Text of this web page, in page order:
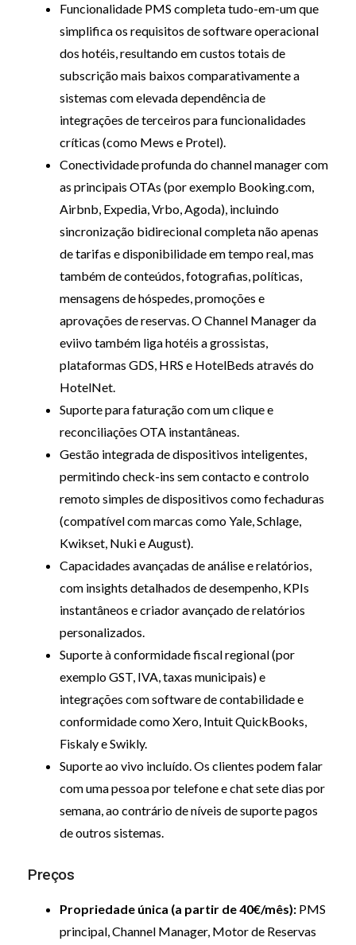
Funcionalidade PMS completa tudo-em-um que
simplifica os requisitos de software operacional
dos hotéis, resultando em custos totais de
subscrição mais baixos comparativamente a
sistemas com elevada dependência de
integrações de terceiros para funcionalidades
críticas (como Mews e Protel).
Conectividade profunda do channel manager com
as principais OTAs (por exemplo Booking.com,
Airbnb, Expedia, Vrbo, Agoda), incluindo
sincronização bidirecional completa não apenas
de tarifas e disponibilidade em tempo real, mas
também de conteúdos, fotografias, políticas,
mensagens de hóspedes, promoções e
aprovações de reservas. O Channel Manager da
eviivo também liga hotéis a grossistas,
plataformas GDS, HRS e HotelBeds através do
HotelNet.
Suporte para faturação com um clique e
reconciliações OTA instantâneas.
Gestão integrada de dispositivos inteligentes,
permitindo check-ins sem contacto e controlo
remoto simples de dispositivos como fechaduras
(compatível com marcas como Yale, Schlage,
Kwikset, Nuki e August).
Capacidades avançadas de análise e relatórios,
com insights detalhados de desempenho, KPIs
instantâneos e criador avançado de relatórios
personalizados.
Suporte à conformidade fiscal regional (por
exemplo GST, IVA, taxas municipais) e
integrações com software de contabilidade e
conformidade como Xero, Intuit QuickBooks,
Fiskaly e Swikly.
Suporte ao vivo incluído. Os clientes podem falar
com uma pessoa por telefone e chat sete dias por
semana, ao contrário de níveis de suporte pagos
de outros sistemas.
Preços
Propriedade única (a partir de 40€/mês): PMS
principal, Channel Manager, Motor de Reservas